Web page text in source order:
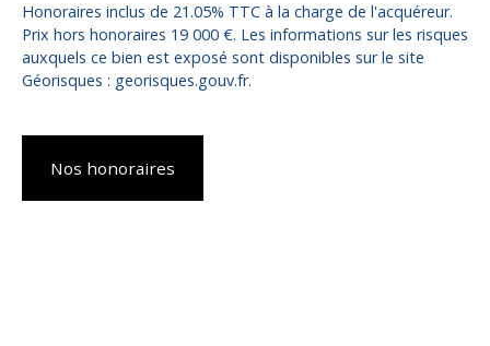
Honoraires inclus de 21.05% TTC à la charge de l'acquéreur.
Prix hors honoraires 19 000 €. Les informations sur les risques
auxquels ce bien est exposé sont disponibles sur le site
Géorisques : georisques.gouv.fr.
Nos honoraires